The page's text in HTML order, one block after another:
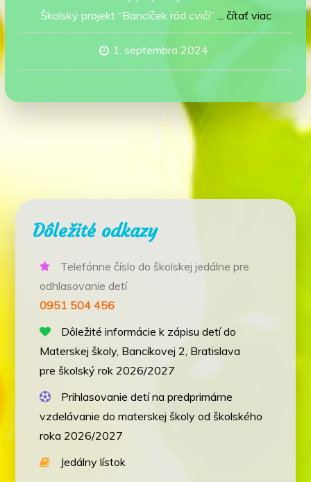
Školský projekt “Bancíček rád cvičí” ... čítať viac
1. septembra 2024
Dôležité odkazy
Telefónne číslo do školskej jedálne pre
odhlasovanie detí
0951 504 456
Dôležité informácie k zápisu detí do
Materskej školy, Bancíkovej 2, Bratislava
pre školský rok 2026/2027
Prihlasovanie detí na predprimárne
vzdelávanie do materskej školy od školského
roka 2026/2027
Jedálny lístok